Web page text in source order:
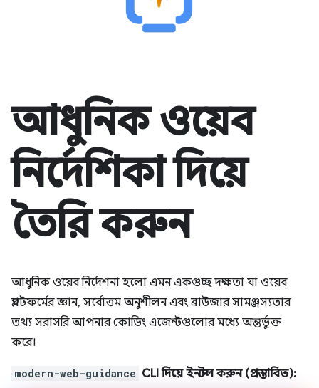
আধুনিক ওয়েব
নির্দেশিকা দিয়ে
তৈরি করুন
আধুনিক ওয়েব নির্দেশনা হলো এমন একগুচ্ছ দক্ষতা যা ওয়েব
প্ল্যাটফর্মের জ্ঞান, সর্বোত্তম অনুশীলন এবং ব্রাউজার সামঞ্জস্যতার
তথ্য সরাসরি আপনার কোডিং এজেন্টগুলোর মধ্যে অন্তর্ভুক্ত
করে।
modern-web-guidance CLI দিয়ে ইনস্টল করুন (প্রস্তাবিত):